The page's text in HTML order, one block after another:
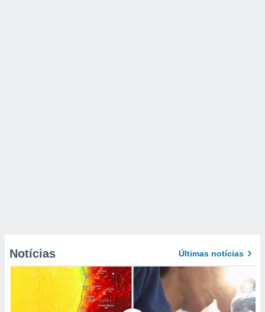
Notícias Últimas notícias